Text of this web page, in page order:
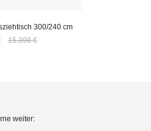
300/240 cm
15.398 €
weiter: